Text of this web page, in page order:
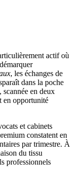
actif où
, les échanges de
dans la poche
en deux
en opportunité
et cabinets
constatent en
par trimestre. À
du tissu
professionnels